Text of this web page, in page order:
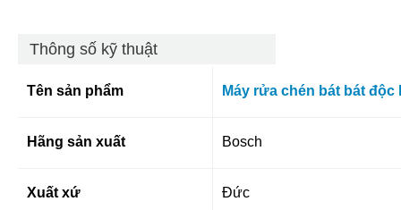
Thông số kỹ thuật
Tên sản phẩm Máy rửa chén bát bát độc
Hãng sản xuất Bosch
Xuất xứ Đức